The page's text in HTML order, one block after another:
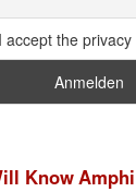
accept the
Know